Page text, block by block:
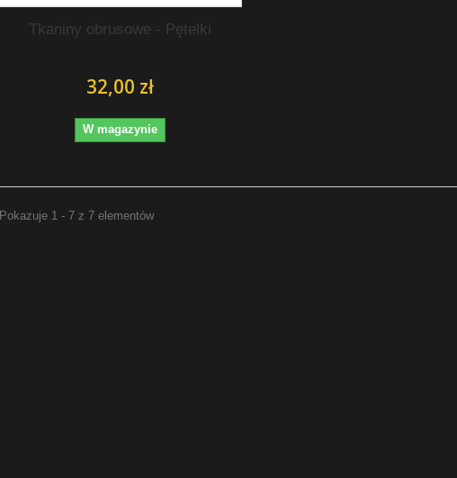
Tkaniny obrusowe - Pętelki
32,00 zł
W magazynie
Pokazuje 1 - 7 z 7 elementów